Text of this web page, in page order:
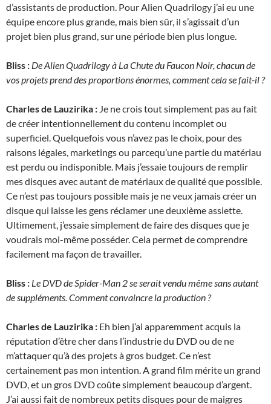
d’assistants de production. Pour Alien Quadrilogy j’ai eu une
équipe encore plus grande, mais bien sûr, il s’agissait d’un
projet bien plus grand, sur une période bien plus longue.
Bliss : De Alien Quadrilogy à La Chute du Faucon Noir, chacun de
vos projets prend des proportions énormes, comment cela se fait-il ?
Charles de Lauzirika : Je ne crois tout simplement pas au fait
de créer intentionnellement du contenu incomplet ou
superficiel. Quelquefois vous n’avez pas le choix, pour des
raisons légales, marketings ou parcequ’une partie du matériau
est perdu ou indisponible. Mais j’essaie toujours de remplir
mes disques avec autant de matériaux de qualité que possible.
Ce n’est pas toujours possible mais je ne veux jamais créer un
disque qui laisse les gens réclamer une deuxième assiette.
Ultimement, j’essaie simplement de faire des disques que je
voudrais moi-même posséder. Cela permet de comprendre
facilement ma façon de travailler.
Bliss : Le DVD de Spider-Man 2 se serait vendu même sans autant
de suppléments. Comment convaincre la production ?
Charles de Lauzirika : Eh bien j’ai apparemment acquis la
réputation d’être cher dans l’industrie du DVD ou de ne
m’attaquer qu’à des projets à gros budget. Ce n’est
certainement pas mon intention. A grand film mérite un grand
DVD, et un gros DVD coûte simplement beaucoup d’argent.
J’ai aussi fait de nombreux petits disques pour de maigres